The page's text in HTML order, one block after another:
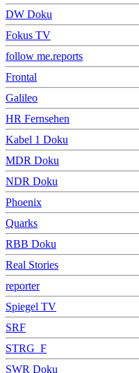
DW Doku
Fokus TV
follow me.reports
Frontal
Galileo
HR Fernsehen
Kabel 1 Doku
MDR Doku
NDR Doku
Phoenix
Quarks
RBB Doku
Real Stories
reporter
Spiegel TV
SRF
STRG_F
SWR Doku